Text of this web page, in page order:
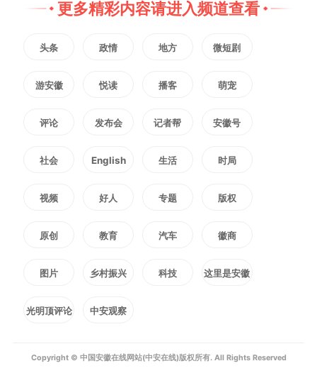
现居民基本生活已难以保障，
问题迫在眉睫，恳请媒体关注此
防设施修复等遗留问题落地，切实
维护业主合法权益。
更多精彩内容请进入频道查看
头条 政情 地方 微短剧
游安徽 悦读 播客 萌宠
评论 发布会 记者帮 安徽号
社会 English 生活 时局
视频 好人 专题 版权
原创 教育 汽车 徽商
图片 乡村振兴 科技 这里是安徽
光明顶评论 中安观察
Copyright © 中国安徽在线网站(中安在线)版权所有. All Rights Reserved